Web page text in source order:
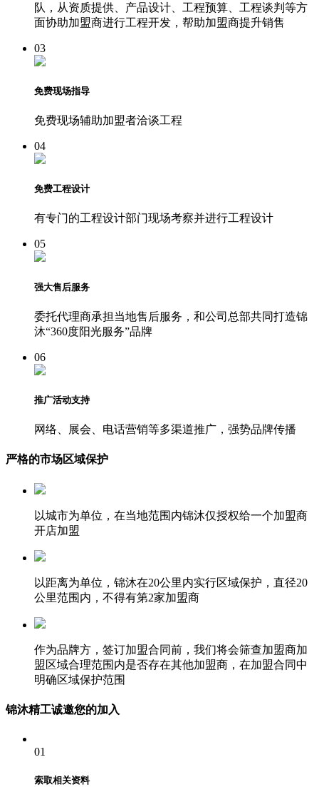
队，从资质提供、产品设计、工程预算、工程谈判等方
面协助加盟商进行工程开发，帮助加盟商提升销售
03
免费现场指导
免费现场辅助加盟者洽谈工程
04
免费工程设计
有专门的工程设计部门现场考察并进行工程设计
05
强大售后服务
委托代理商承担当地售后服务，和公司总部共同打造锦
沐“360度阳光服务”品牌
06
推广活动支持
网络、展会、电话营销等多渠道推广，强势品牌传播
严格的市场区域保护
以城市为单位，在当地范围内锦沐仅授权给一个加盟商
开店加盟
以距离为单位，锦沐在20公里内实行区域保护，直径20
公里范围内，不得有第2家加盟商
作为品牌方，签订加盟合同前，我们将会筛查加盟商加
盟区域合理范围内是否存在其他加盟商，在加盟合同中
明确区域保护范围
锦沐精工诚邀您的加入
01
索取相关资料